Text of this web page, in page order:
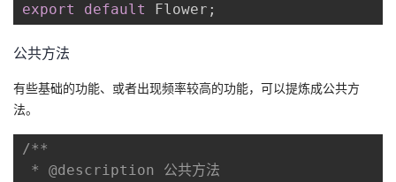
export
default Flower ;
公共方法
有些基础的功能、或者出现频率较高的功能，可以提炼成公共方
法。
/**
* @description 公共方法